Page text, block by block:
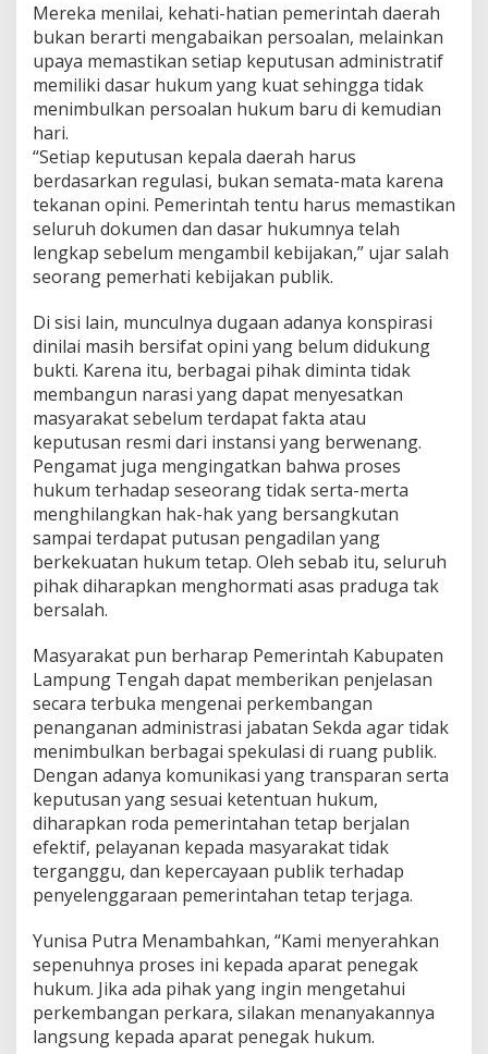
T
e
n
g
a
h
r
u
s
B
e
r
d
s
a
r
k
a
n
A
t
r
a
n
,
B
u
n
T
e
k
a
n
a
n
O
p
n
i
u
b
l
i
k
Mereka menilai, kehati-hatian pemerintah daerah
bukan berarti mengabaikan persoalan, melainkan
upaya memastikan setiap keputusan administratif
memiliki dasar hukum yang kuat sehingga tidak
menimbulkan persoalan hukum baru di kemudian
hari.
“Setiap keputusan kepala daerah harus
berdasarkan regulasi, bukan semata-mata karena
tekanan opini. Pemerintah tentu harus memastikan
seluruh dokumen dan dasar hukumnya telah
lengkap sebelum mengambil kebijakan,” ujar salah
seorang pemerhati kebijakan publik.
Di sisi lain, munculnya dugaan adanya konspirasi
dinilai masih bersifat opini yang belum didukung
bukti. Karena itu, berbagai pihak diminta tidak
membangun narasi yang dapat menyesatkan
masyarakat sebelum terdapat fakta atau
keputusan resmi dari instansi yang berwenang.
Pengamat juga mengingatkan bahwa proses
hukum terhadap seseorang tidak serta-merta
menghilangkan hak-hak yang bersangkutan
sampai terdapat putusan pengadilan yang
berkekuatan hukum tetap. Oleh sebab itu, seluruh
pihak diharapkan menghormati asas praduga tak
bersalah.
Masyarakat pun berharap Pemerintah Kabupaten
Lampung Tengah dapat memberikan penjelasan
secara terbuka mengenai perkembangan
penanganan administrasi jabatan Sekda agar tidak
menimbulkan berbagai spekulasi di ruang publik.
Dengan adanya komunikasi yang transparan serta
keputusan yang sesuai ketentuan hukum,
diharapkan roda pemerintahan tetap berjalan
efektif, pelayanan kepada masyarakat tidak
terganggu, dan kepercayaan publik terhadap
penyelenggaraan pemerintahan tetap terjaga.
Yunisa Putra Menambahkan, “Kami menyerahkan
sepenuhnya proses ini kepada aparat penegak
hukum. Jika ada pihak yang ingin mengetahui
perkembangan perkara, silakan menanyakannya
langsung kepada aparat penegak hukum.